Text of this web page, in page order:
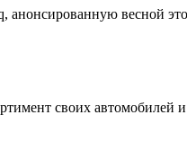
анонсированную весной
своих